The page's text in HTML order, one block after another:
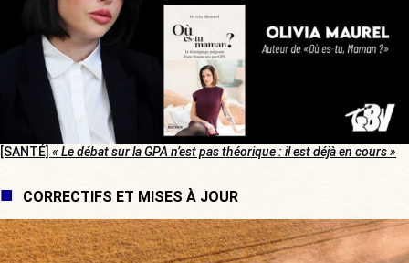
[SANTÉ] « Le débat sur la GPA n’est pas théorique : il est déjà en cours »
CORRECTIFS ET MISES À JOUR